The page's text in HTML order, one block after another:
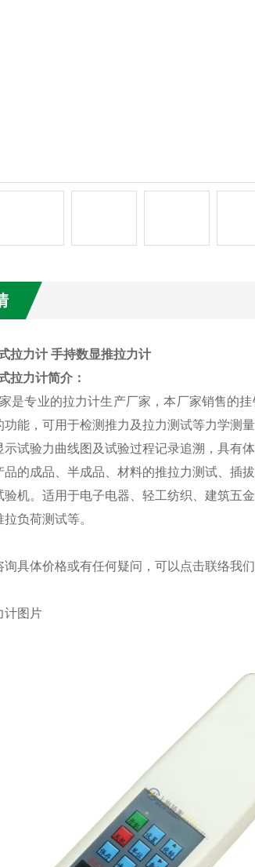
拉力计 手持数显推拉力计
拉力计简介：
是专业的拉力计生产厂家，本厂家销售的挂
能， 可用于检测推力及拉力测试等力学测量
示试验力曲线图及试验过程记录追溯，具有
品的成品、半成品、材料的推拉力测试、插
机。 适用于电子电器、轻工纺织、建筑五
负荷测试等。
询具体价格或有任何疑问，可以点击联络我们
计图片